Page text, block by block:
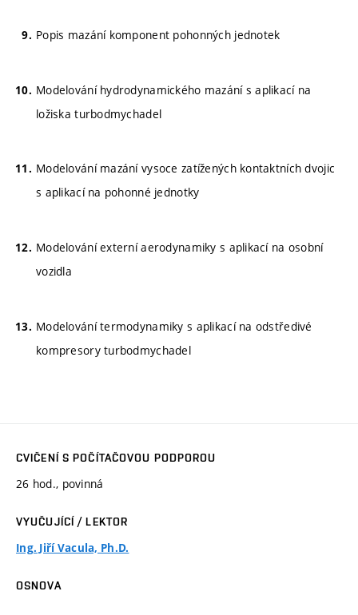
Popis mazání komponent pohonných jednotek
Modelování hydrodynamického mazání s aplikací na
ložiska turbodmychadel
Modelování mazání vysoce zatížených kontaktních dvojic
s aplikací na pohonné jednotky
Modelování externí aerodynamiky s aplikací na osobní
vozidla
Modelování termodynamiky s aplikací na odstředivé
kompresory turbodmychadel
CVIČENÍ S POČÍTAČOVOU PODPOROU
26 hod., povinná
VYUČUJÍCÍ / LEKTOR
Ing. Jiří Vacula, Ph.D.
OSNOVA